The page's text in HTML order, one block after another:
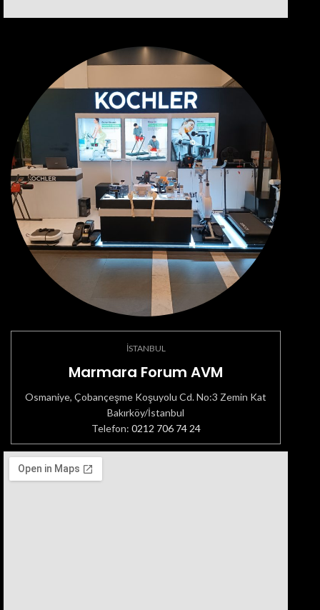
İSTANBUL
Marmara Forum AVM
Osmaniye, Çobançeşme Koşuyolu Cd. No:3 Zemin Kat
Bakırköy/İstanbul
Telefon: 0212 706 74 24